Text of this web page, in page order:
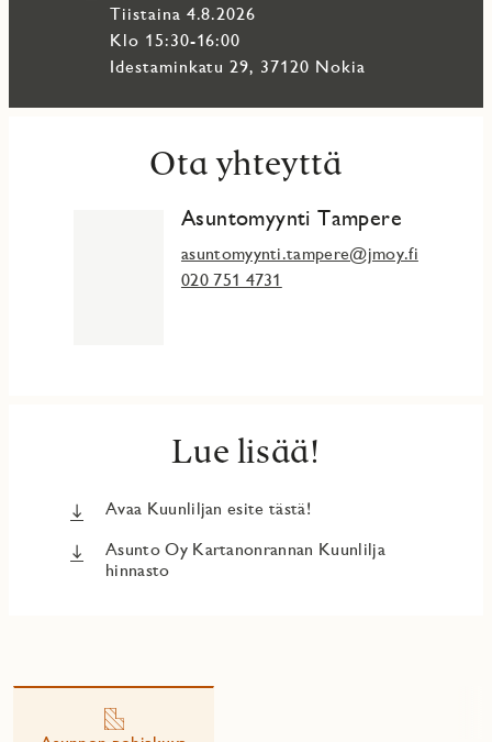
miten voit oikaista tietojasi tai peruuttaa suostumuksen.
tiistaina 4.8.2026
Klo 15:30-16:00
Idestaminkatu 29, 37120 Nokia
Ota yhteyttä
Asuntomyynti Tampere
asuntomyynti.tampere@jmoy.fi
020 751 4731
Lue lisää!
Avaa Kuunliljan esite tästä!
Asunto Oy Kartanonrannan Kuunlilja
hinnasto